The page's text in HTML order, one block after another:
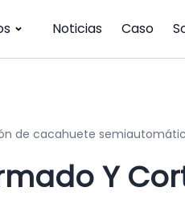
Noticias Caso
de cacahuete
Y